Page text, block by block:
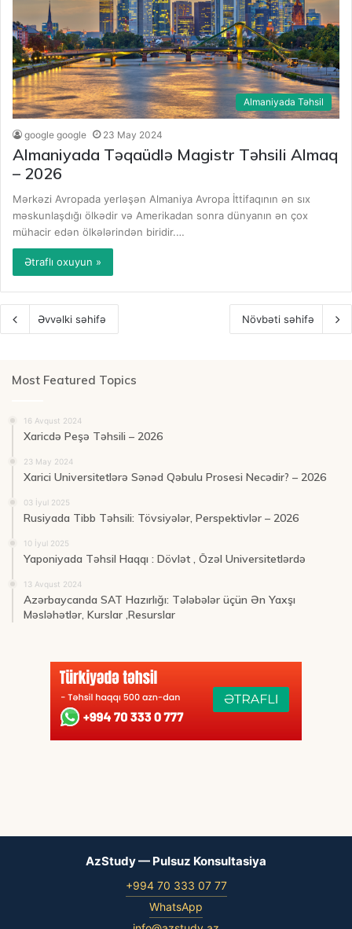
Almaniyada Təhsil
google google 23 May 2024
Almaniyada Təqaüdlə Magistr Təhsili Almaq
– 2026
Mərkəzi Avropada yerləşən Almaniya Avropa İttifaqının ən sıx
məskunlaşdığı ölkədir və Amerikadan sonra dünyanın ən çox
mühacir edən ölkələrindən biridir.…
Ətraflı oxuyun »
Əvvəlki səhifə Növbəti səhifə
Most Featured Topics
16 Avqust 2024
Xaricdə Peşə Təhsili – 2026
23 May 2024
Xarici Universitetlərə Sənəd Qəbulu Prosesi Necədir? – 2026
03 İyul 2025
Rusiyada Tibb Təhsili: Tövsiyələr, Perspektivlər – 2026
10 İyul 2025
Yaponiyada Təhsil Haqqı : Dövlət , Özəl Universitetlərdə
13 Avqust 2024
Azərbaycanda SAT Hazırlığı: Tələbələr üçün Ən Yaxşı
Məsləhətlər, Kurslar ,Resurslar
AzStudy — Pulsuz Konsultasiya
+994 70 333 07 77
WhatsApp